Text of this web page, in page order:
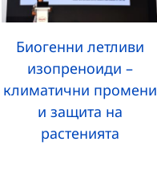
Биогенни летливи
изопреноиди –
климатични промени
и защита на
растенията